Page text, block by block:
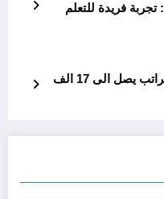
فرصة تطوعية في أرمينيا 2025: تجربة فريدة للتعلم
العمل في الفلاحة في إسبانيا: براتب يصل الى 17 الف